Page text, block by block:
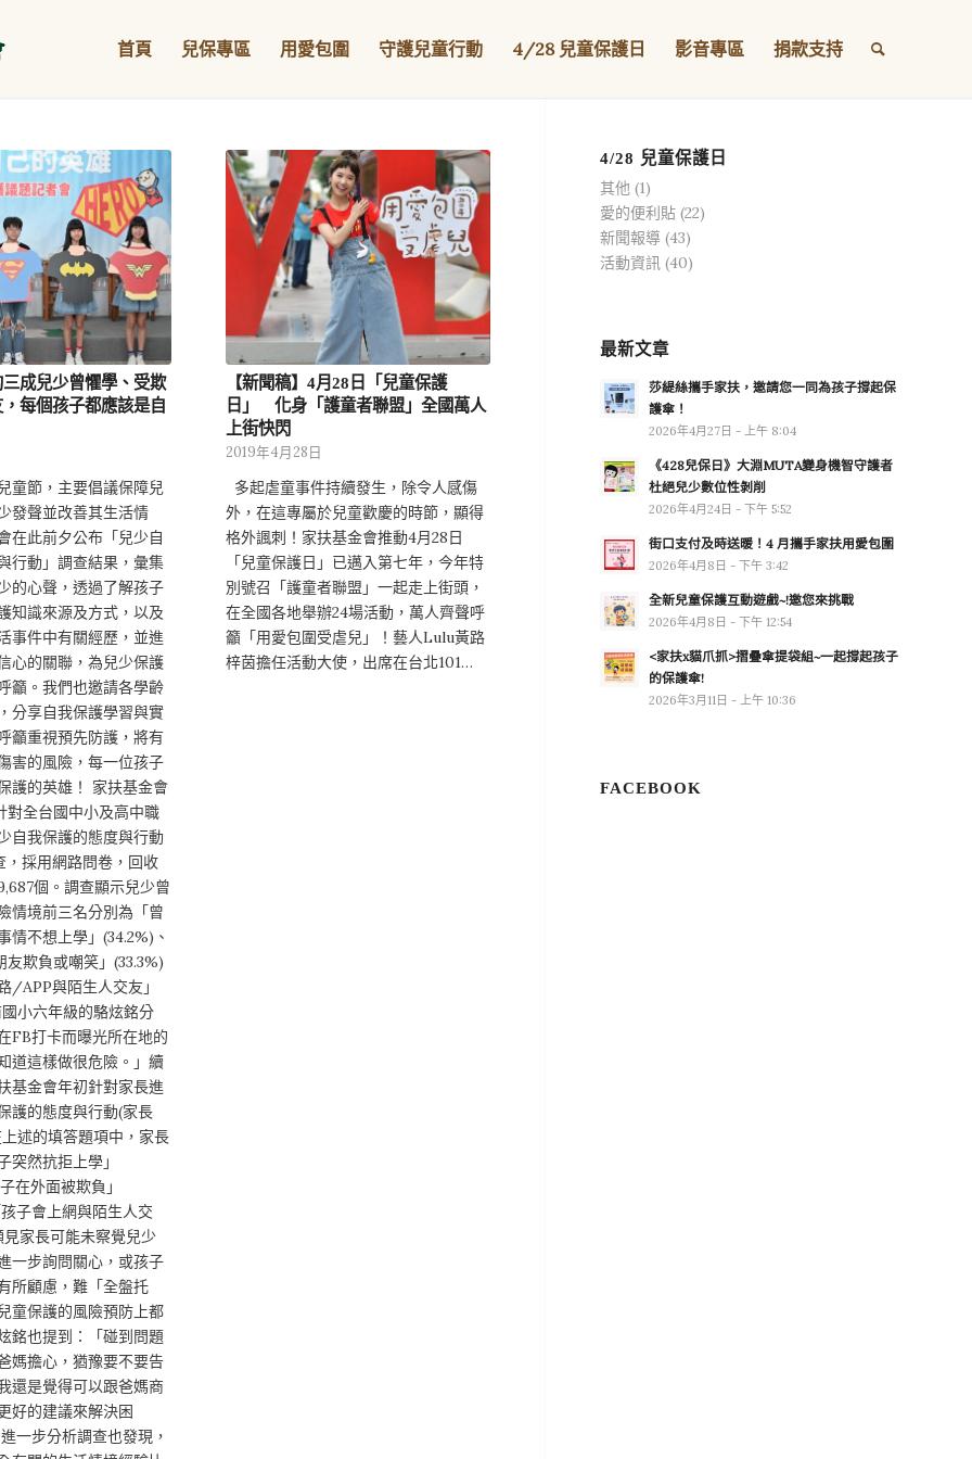
首頁 兒保專區 用愛包圍 守護兒童行動 4/28 兒童保護日 影音專區 捐款支持
成兒少曾懼學、受欺
每個孩子都應該是自
童節，主要倡議保障兒
發聲並改善其生活情
在此前夕公布「兒少自
行動」調查結果，彙集
的心聲，透過了解孩子
知識來源及方式，以及
事件中有關經歷，並進
心的關聯，為兒少保護
籲。我們也邀請各學齡
分享自我保護學習與實
籲重視預先防護，將有
害的風險，每一位孩子
護的英雄！ 家扶基金會
對全台國中小及高中職
自我保護的態度與行動
，採用網路問卷，回收
個。調查顯示兒少曾
情境前三名分別為「曾
情不想上學」(34.2%)、
欺負或嘲笑」(33.3%)
/APP與陌生人交友」
小六年級的駱炫銘分
FB打卡而曝光所在地的
道這樣做很危險。」續
基金會年初針對家長進
護的態度與行動(家長
述的填答題項中，家長
突然抗拒上學」
在外面被欺負」
子會上網與陌生人交
見家長可能未察覺兒少
一步詢問關心，或孩子
所顧慮，難「全盤托
童保護的風險預防上都
銘也提到：「碰到問題
媽擔心，猶豫要不要告
還是覺得可以跟爸媽商
好的建議來解決困
一步分析調查也發現，
【新聞稿】4月28日「兒童保護
日」 化身「護童者聯盟」全國萬人
上街快閃
2019年4月28日
多起虐童事件持續發生，除令人感傷
外，在這專屬於兒童歡慶的時節，顯得
格外諷刺！家扶基金會推動4月28日
「兒童保護日」已邁入第七年，今年特
別號召「護童者聯盟」一起走上街頭，
在全國各地舉辦24場活動，萬人齊聲呼
籲「用愛包圍受虐兒」！藝人Lulu黃路
梓茵擔任活動大使，出席在台北101…
4/28 兒童保護日
其他 (1)
愛的便利貼 (22)
新聞報導 (43)
活動資訊 (40)
最新文章
莎緹絲攜手家扶，邀請您一同為孩子撐起保
護傘！
2026年4月27日 - 上午 8:04
《428兒保日》大淵MUTA變身機智守護者
杜絕兒少數位性剝削
2026年4月24日 - 下午 5:52
街口支付及時送暖！4 月攜手家扶用愛包圍
2026年4月8日 - 下午 3:42
全新兒童保護互動遊戲~!邀您來挑戰
2026年4月8日 - 下午 12:54
<家扶x貓爪抓>摺疊傘提袋組~一起撐起孩子
的保護傘!
2026年3月11日 - 上午 10:36
FACEBOOK